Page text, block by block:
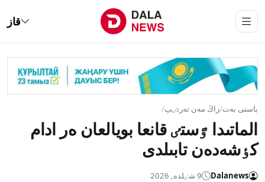
قاز
باستى بەت/زاڭ مەن تەرتٸپ/
الماتىدا ٷستٸ قانعا بويالعان ەر ادام
كٶشەدەن تابىلدى
Dalanews 9 شٸلدە, 2026